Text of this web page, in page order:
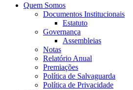
Quem Somos
Documentos Institucionais
Estatuto
Governança
Assembleias
Notas
Relatório Anual
Premiações
Política de Salvaguarda
Política de Privacidade